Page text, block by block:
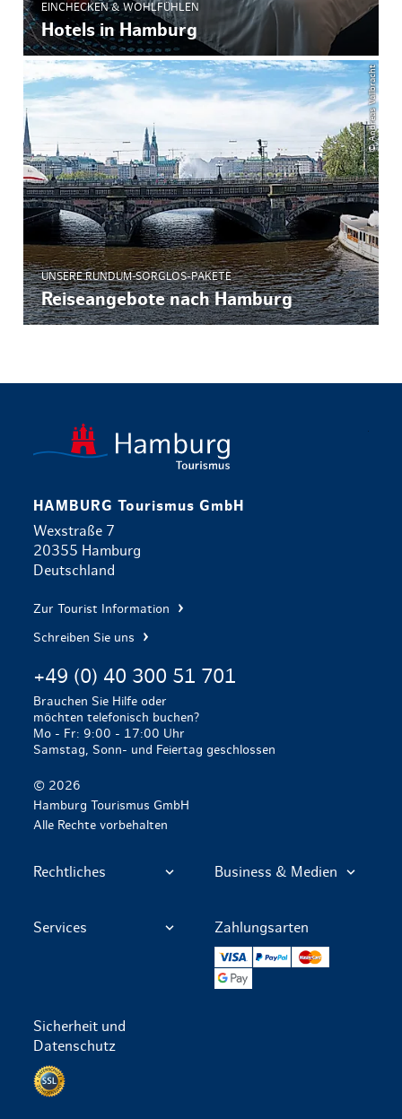
EINCHECKEN & WOHLFÜHLEN
Hotels in Hamburg
© Andreas Vallbracht
UNSERE RUNDUM-SORGLOS-PAKETE
Reiseangebote nach Hamburg
HAMBURG Tourismus GmbH
Wexstraße 7
20355 Hamburg
Deutschland
Zur Tourist Information
Schreiben Sie uns
+49 (0) 40 300 51 701
Brauchen Sie Hilfe oder
möchten telefonisch buchen?
Mo - Fr: 9:00 - 17:00 Uhr
Samstag, Sonn- und Feiertag geschlossen
© 2026
Hamburg Tourismus GmbH
Alle Rechte vorbehalten
Rechtliches Business & Medien
Services Zahlungsarten
PayPal
Sicherheit und
Datenschutz